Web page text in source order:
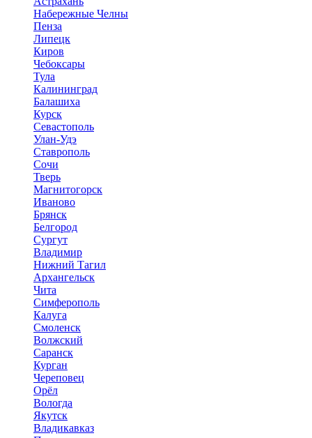
Набережные Челны
Пенза
Липецк
Киров
Чебоксары
Тула
Калининград
Балашиха
Курск
Севастополь
Улан-Удэ
Ставрополь
Сочи
Тверь
Магнитогорск
Иваново
Брянск
Белгород
Сургут
Владимир
Нижний Тагил
Архангельск
Чита
Симферополь
Калуга
Смоленск
Волжский
Саранск
Курган
Череповец
Орёл
Вологда
Якутск
Владикавказ